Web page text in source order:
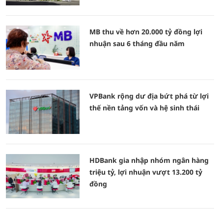
MB thu về hơn 20.000 tỷ đồng lợi
nhuận sau 6 tháng đầu năm
VPBank rộng dư địa bứt phá từ lợi
thế nền tảng vốn và hệ sinh thái
HDBank gia nhập nhóm ngân hàng
triệu tỷ, lợi nhuận vượt 13.200 tỷ
đồng